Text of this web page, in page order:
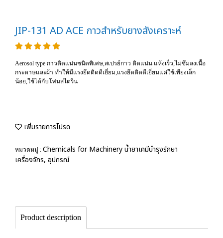
JIP-131 AD ACE กาวสำหรับยางสังเคราะห์
Aerosol type กาวติดแน่นชนิดพิเศษ,สเปรย์กาว ติดแน่น แห้งเร็ว,ไม่ซึมลงเนื้อ
กระดาษและผ้า ทำให้มีแรงยึดติดดีเยี่ยม,แรงยึดติดดีเยี่ยมแค่ใช้เพียงเล็ก
น้อย,ใช้ได้กับโฟมสไตรีน
เพิ่มรายการโปรด
หมวดหมู่ : Chemicals for Machinery น้ำยาเคมีบำรุงรักษา
เครื่องจักร, อุปกรณ์
Product description